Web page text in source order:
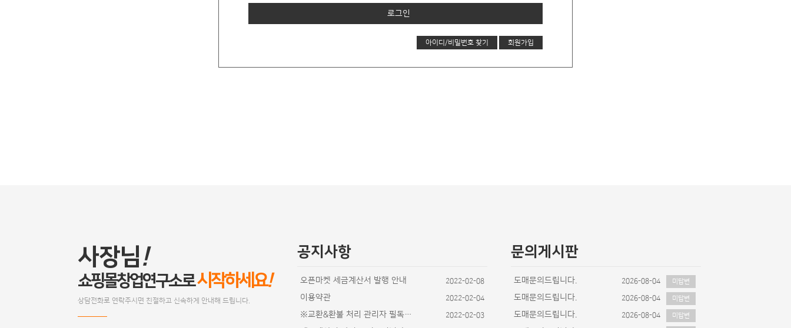
사장님!
쇼핑몰창업연구소로시작하세요!
상담전화로 연락주시면 친절하고 신속하게 안내해 드립니다.
공지사항
오픈마켓 세금계산서 발행 안내 2022-02-08
이용약관 2022-02-04
※교환&환불 처리 관리자 필독사항 2022-02-03
문의게시판
도매문의드립니다. 2026-08-04 미답변
도매문의드립니다. 2026-08-04 미답변
도매문의드립니다. 2026-08-04 미답변